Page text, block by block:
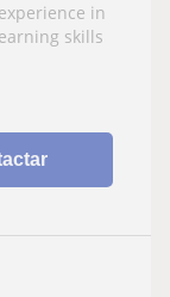
in
skills